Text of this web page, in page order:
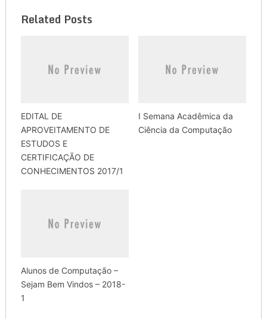
Related Posts
EDITAL DE
APROVEITAMENTO DE
ESTUDOS E
CERTIFICAÇÃO DE
CONHECIMENTOS 2017/1
I Semana Acadêmica da
Ciência da Computação
Alunos de Computação –
Sejam Bem Vindos – 2018-
1